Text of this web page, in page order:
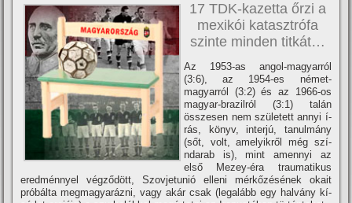
17 TDK-kazetta őrzi a
mexikói katasztrófa
szinte minden titkát…
Az 1953-as angol-magyarról
(3:6), az 1954-es német-
magyarról (3:2) és az 1966-os
magyar-brazilról (3:1) talán
összesen nem született annyi í­
rás, könyv, interjú, tanulmány
(sőt, volt, amelyikről még szí­
ndarab is), mint amennyi az
első Mezey-éra traumatikus
eredménnyel végződött, Szovjetunió elleni mérkőzésének okait
próbálta megmagyarázni, vagy akár csak (legalább egy halvány kí­